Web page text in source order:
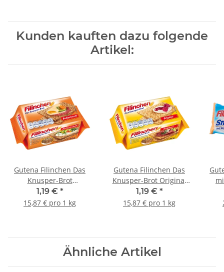
Kunden kauften dazu folgende
Artikel:
Gutena Filinchen Das
Knusper-Brot
Ballaststoff 75g
1,19 € *
15,87 € pro 1 kg
Gutena Filinchen Das
Knusper-Brot Original
75g
1,19 € *
15,87 € pro 1 kg
Ähnliche Artikel